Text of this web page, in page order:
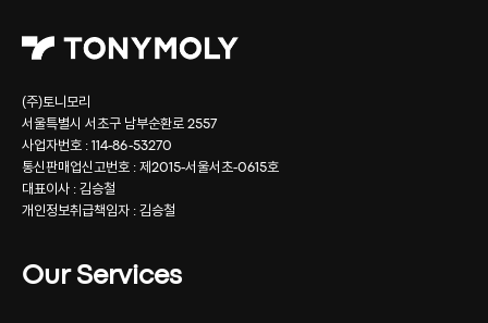
(주)토니모리
서울특별시 서초구 남부순환로 2557
사업자번호 : 114-86-53270
통신판매업신고번호 : 제2015-서울서초-0615호
대표이사 : 김승철
개인정보취급책임자 : 김승철
Our Services